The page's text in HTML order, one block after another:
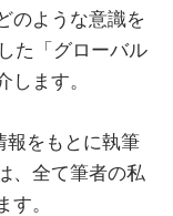
のような意識を
た「グローバル
ます。
報をもとに執筆
、全て筆者の私
。